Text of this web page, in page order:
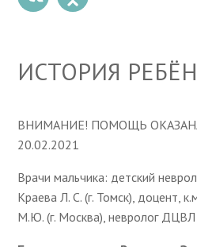
ИСТОРИЯ
ВНИМАНИЕ! ПОМОЩЬ
20.02.2021
Врачи мальчика: детский
Краева Л. С. (г. Томск), доцент,
М.Ю. (г. Москва), невролог